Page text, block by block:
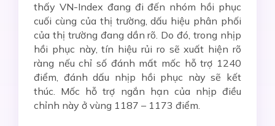
thấy VN-Index đang đi đến nhóm hồi phục
cuối cùng của thị trường, dấu hiệu phân phối
của thị trường đang dần rõ. Do đó, trong nhịp
hồi phục này, tín hiệu rủi ro sẽ xuất hiện rõ
ràng nếu chỉ số đánh mất mốc hỗ trợ 1240
điểm, đánh dấu nhịp hồi phục này sẽ kết
thúc. Mốc hỗ trợ ngắn hạn của nhịp điều
chỉnh này ở vùng 1187 – 1173 điểm.